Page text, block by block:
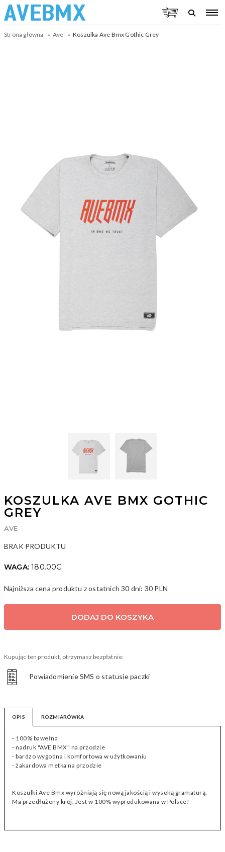
Strona główna Ave Koszulka Ave Bmx Gothic Grey
KOSZULKA AVE BMX GOTHIC
GREY
AVE
BRAK PRODUKTU
WAGA:180.00G
Najniższa cena produktu z ostatnich 30 dni: 30 PLN
DODAJ DO KOSZYKA
Kupując ten produkt, otrzymasz bezpłatnie:
Powiadomienie SMS o statusie paczki
OPIS ROZMIARÓWKA
- 100% bawełna
- nadruk "AVE BMX" na przodzie
- bardzo wygodna i komfortowa w użytkowaniu
- żakardowa metka na przodzie
Koszulki Ave Bmx wyróżniają się nową jakością i wysoką gramaturą.
Ma przedłużony krój. Jest w 100% wyprodukowana w Polsce!